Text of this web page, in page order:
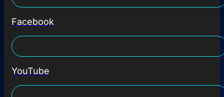
Facebook
YouTube